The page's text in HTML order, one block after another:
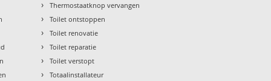
› Thermostaatknop vervangen
› Toilet ontstoppen
› Toilet renovatie
› Toilet reparatie
› Toilet verstopt
› Totaalinstallateur